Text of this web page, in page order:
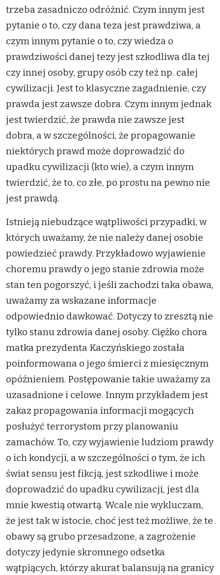
trzeba zasadniczo odróżnić. Czym innym jest
pytanie o to, czy dana teza jest prawdziwa, a
czym innym pytanie o to, czy wiedza o
prawdziwości danej tezy jest szkodliwa dla tej
czy innej osoby, grupy osób czy też np. całej
cywilizacji. Jest to klasyczne zagadnienie, czy
prawda jest zawsze dobra. Czym innym jednak
jest twierdzić, że prawda nie zawsze jest
dobra, a w szczególności, że propagowanie
niektórych prawd może doprowadzić do
upadku cywilizacji (kto wie), a czym innym
twierdzić, że to, co złe, po prostu na pewno nie
jest prawdą.
Istnieją niebudzące wątpliwości przypadki, w
których uważamy, że nie należy danej osobie
powiedzieć prawdy. Przykładowo wyjawienie
choremu prawdy o jego stanie zdrowia może
stan ten pogorszyć, i jeśli zachodzi taka obawa,
uważamy za wskazane informacje
odpowiednio dawkować. Dotyczy to zresztą nie
tylko stanu zdrowia danej osoby. Ciężko chora
matka prezydenta Kaczyńskiego została
poinformowana o jego śmierci z miesięcznym
opóźnieniem. Postępowanie takie uważamy za
uzasadnione i celowe. Innym przykładem jest
zakaz propagowania informacji mogących
posłużyć terrorystom przy planowaniu
zamachów. To, czy wyjawienie ludziom prawdy
o ich kondycji, a w szczególności o tym, że ich
świat sensu jest fikcją, jest szkodliwe i może
doprowadzić do upadku cywilizacji, jest dla
mnie kwestią otwartą. Wcale nie wykluczam,
że jest tak w istocie, choć jest też możliwe, że te
obawy są grubo przesadzone, a zagrożenie
dotyczy jedynie skromnego odsetka
wątpiących, którzy akurat balansują na granicy